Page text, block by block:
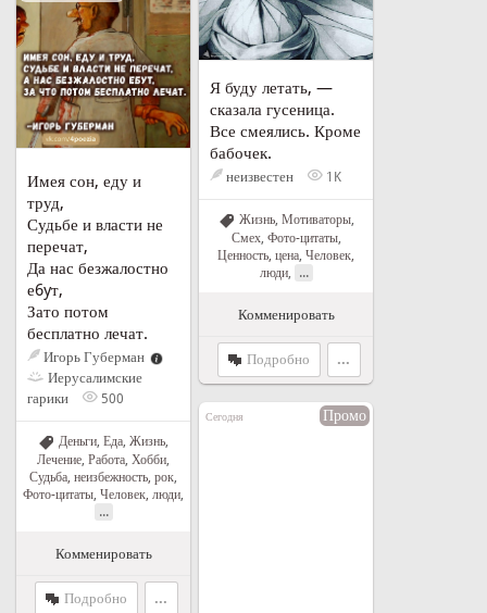
Я буду летать, —
сказала гусеница.
Все смеялись. Кроме
бабочек.
неизвестен 1K
Жизнь, Мотиваторы,
Смех, Фото-цитаты,
Ценность, цена, Человек,
люди, ...
Комменировать
Подробно ...
Имея сон, еду и
труд,
Судьбе и власти не
перечат,
Да нас безжалостно
е6yт,
Зато потом
бесплатно лечат.
Игорь Губерман
Иерусалимские
гарики
500
Деньги, Еда, Жизнь,
Лечение Работа Хобби
Судьба, неизбежность, рок
Фото-цитаты Человек, люди
...
Комменировать
Подробно ...
Сегодня Промо